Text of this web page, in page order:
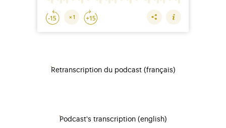
Retranscription du podcast (français)
Podcast's transcription (english)